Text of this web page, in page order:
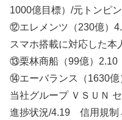
1000億目標）/元トンピ
⑫エレメンツ（230億）
スマホ搭載に対応した本
⑬栗林商船（99億）
⑭エーバランス（1630
当社グループ ＶＳＵＮ
進捗状況/4.19 信用規